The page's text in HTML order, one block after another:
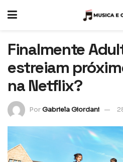
Finalmente
estreiam
na Netflix?
PorGabriela Giordani